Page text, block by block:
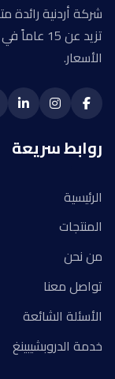
شركة أردنية رائدة
تزيد عن
الأسعار.
روابط سريعة
الرئيسية
المنتجات
من نحن
تواصل معنا
الأسئلة الشائعة
خدمة الدروبشيبينغ